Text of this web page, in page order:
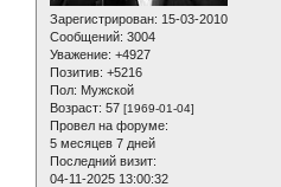
Зарегистрирован: 15-03-2010
Сообщений: 3004
Уважение: +4927
Позитив: +5216
Пол: Мужской
Возраст: 57 [1969-01-04]
Провел на форуме:
5 месяцев 7 дней
Последний визит:
04-11-2025 13:00:32